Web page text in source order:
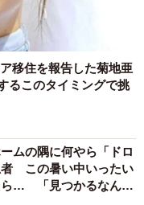
移住を報告した菊地亜
るこのタイミングで挑
ムの隅に何やら「ドロ
者 この暑い中いったい
… 「見つかるなんて